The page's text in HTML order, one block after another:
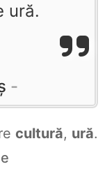
ură.
cultură, ură.